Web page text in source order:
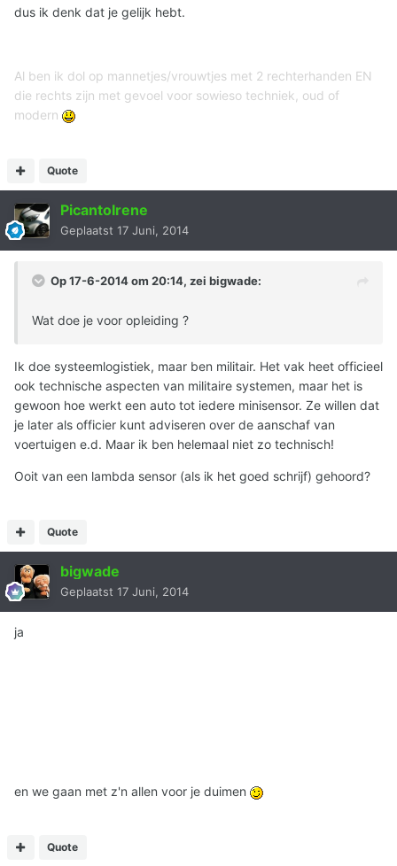
dus ik denk dat je gelijk hebt.
Al ben ik dol op mannetjes/vrouwtjes met 2 rechterhanden EN
die rechts zijn met gevoel voor sowieso techniek, oud of
modern
Quote
PicantoIrene
Geplaatst 17 Juni, 2014
Op 17-6-2014 om 20:14, zei bigwade:
Wat doe je voor opleiding ?
Ik doe systeemlogistiek, maar ben militair. Het vak heet officieel
ook technische aspecten van militaire systemen, maar het is
gewoon hoe werkt een auto tot iedere minisensor. Ze willen dat
je later als officier kunt adviseren over de aanschaf van
voertuigen e.d. Maar ik ben helemaal niet zo technisch!
Ooit van een lambda sensor (als ik het goed schrijf) gehoord?
Quote
bigwade
Geplaatst 17 Juni, 2014
ja
en we gaan met z'n allen voor je duimen
Quote